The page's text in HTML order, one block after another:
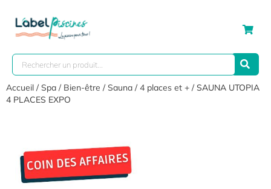
Accueil /Spa / Bien-être /Sauna /4 places et + / SAUNA UTOPIA
4 PLACES EXPO